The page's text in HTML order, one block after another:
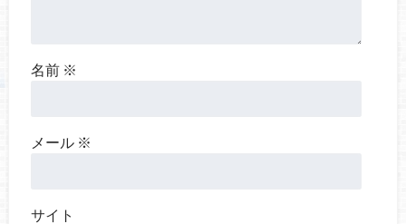
名前 ※
メール ※
サイト